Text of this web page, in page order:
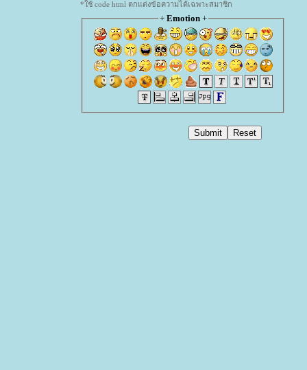
*ใช้ code html ตกแต่งข้อความได้เฉพาะสมาชิก
+ Emotion+